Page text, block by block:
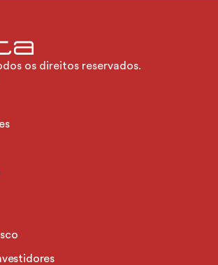
os direitos reservados.